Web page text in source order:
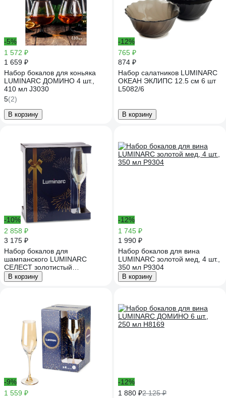
-5%
1 572 ₽
1 659 ₽
Набор бокалов для коньяка
LUMINARC ДОМИНО 4 шт.,
410 мл J3030
5(2)
В корзину
-12%
765 ₽
874 ₽
Набор салатников LUMINARC
ОКЕАН ЭКЛИПС 12.5 см 6 шт
L5082/6
В корзину
-10%
2 858 ₽
3 175 ₽
Набор бокалов для
шампанского LUMINARC
СЕЛЕСТ золотистый
хамелеон, 6 шт. 160 мл P1636
В корзину
-12%
1 745 ₽
1 990 ₽
Набор бокалов для вина
LUMINARC золотой мед, 4 шт.,
350 мл P9304
В корзину
-9%
1 559 ₽
-12%
1 880 ₽2 125 ₽